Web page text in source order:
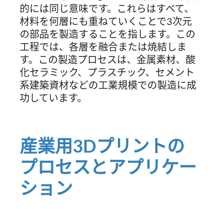
的には同じ意味です。これらはすべて、
材料を何層にも重ねていくことで3次元
の部品を製造することを指します。この
工程では、各層を融合または焼結しま
す。この製造プロセスは、金属素材、酸
化セラミック、プラスチック、セメント
系建築資材などの工業規模での製造に成
功しています。
産業用3Dプリントの
プロセスとアプリケー
ション